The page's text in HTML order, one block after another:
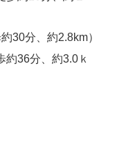
30分、約2.8km）
約36分、約3.0ｋ